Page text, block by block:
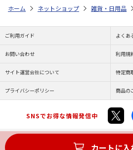
カートに入
ホーム ネットショップ 雑貨・日用品
ご利用ガイド よくあ
お問い合わせ 利用規
サイト運営会社について 特定商
プライバシーポリシー 商品の
SNSでお得な情報発信中